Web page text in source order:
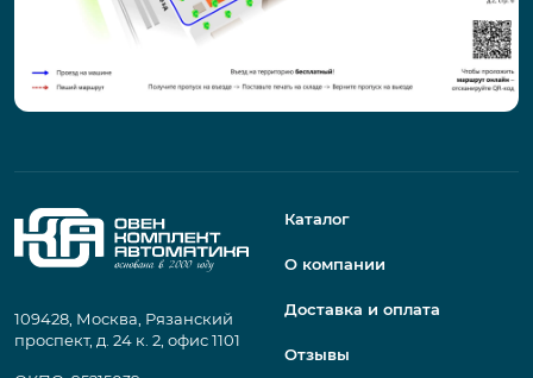
109428, Москва, Рязанский
проспект, д. 24 к. 2, офис 1101
Каталог
О компании
Доставка и оплата
Отзывы